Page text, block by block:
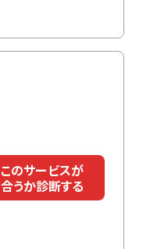
このサービスが
合うか診断する